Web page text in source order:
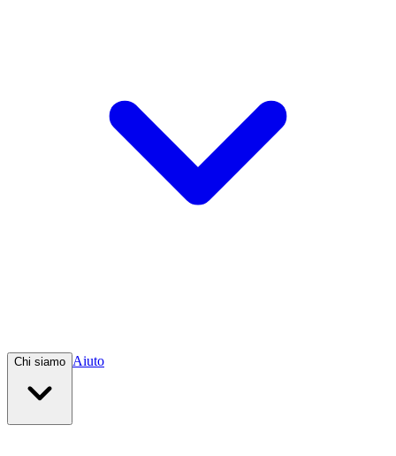
Chi siamo Aiuto